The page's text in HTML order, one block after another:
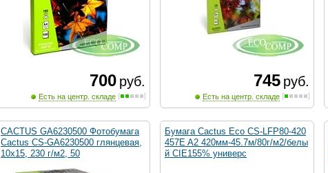
700 руб.
Есть на центр. складе
745 руб.
Есть на центр. складе
CACTUS GA6230500 Фотобумага
Cactus CS-GA6230500 глянцевая,
10x15, 230 г/м2, 50
Бумага Cactus Eco CS-LFP80-420
457E A2 420мм-45.7м/80г/м2/белы
й CIE155% универс